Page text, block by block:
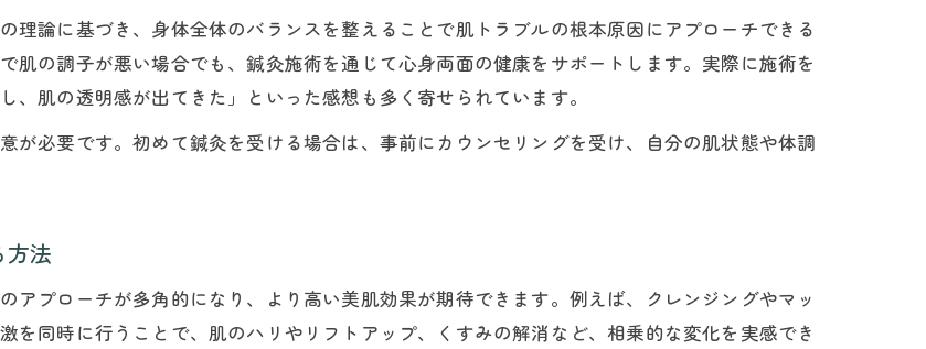
灸でたるみやシワをケアする仕組みと実感例
灸フェイシャルでくすみや乾燥を根本から改善
灸フェイシャルケアの選び方と失敗しないポイント
肌にも優しい鍼灸の安心アプローチ
鍼灸で肌のバリア機能を高める方法と効果
理論に基づき、身体全体のバランスを整えることで肌トラブルの根本原因にアプローチできる
肌の調子が悪い場合でも、鍼灸施術を通じて心身両面の健康をサポートします。実際に施術を
肌の透明感が出てきた」といった感想も多く寄せられています。
が必要です。初めて鍼灸を受ける場合は、事前にカウンセリングを受け、自分の肌状態や体調
方法
アプローチが多角的になり、より高い美肌効果が期待できます。例えば、クレンジングやマッ
を同時に行うことで、肌のハリやリフトアップ、くすみの解消など、相乗的な変化を実感でき